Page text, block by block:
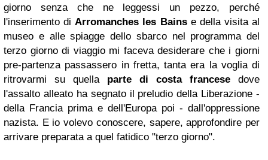
giorno senza che ne leggessi un pezzo, perché
l'inserimento diArromanches les Bainse della visita al
museo e alle spiagge dello sbarco nel programma del
terzo giorno di viaggio mi faceva desiderare che i giorni
pre-partenza passassero in fretta, tanta era la voglia di
ritrovarmi su quella parte di costa francese dove
l'assalto alleato ha segnato il preludio della Liberazione -
della Francia prima e dell'Europa poi - dall'oppressione
nazista. E io volevo conoscere, sapere, approfondire per
arrivare preparata a quel fatidico "terzo giorno".